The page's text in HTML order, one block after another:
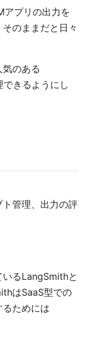
アプリの出力を
のままだと日々
のある
きるようにし
管理、出力の評
るLangSmithと
はSaaS型での
ためには